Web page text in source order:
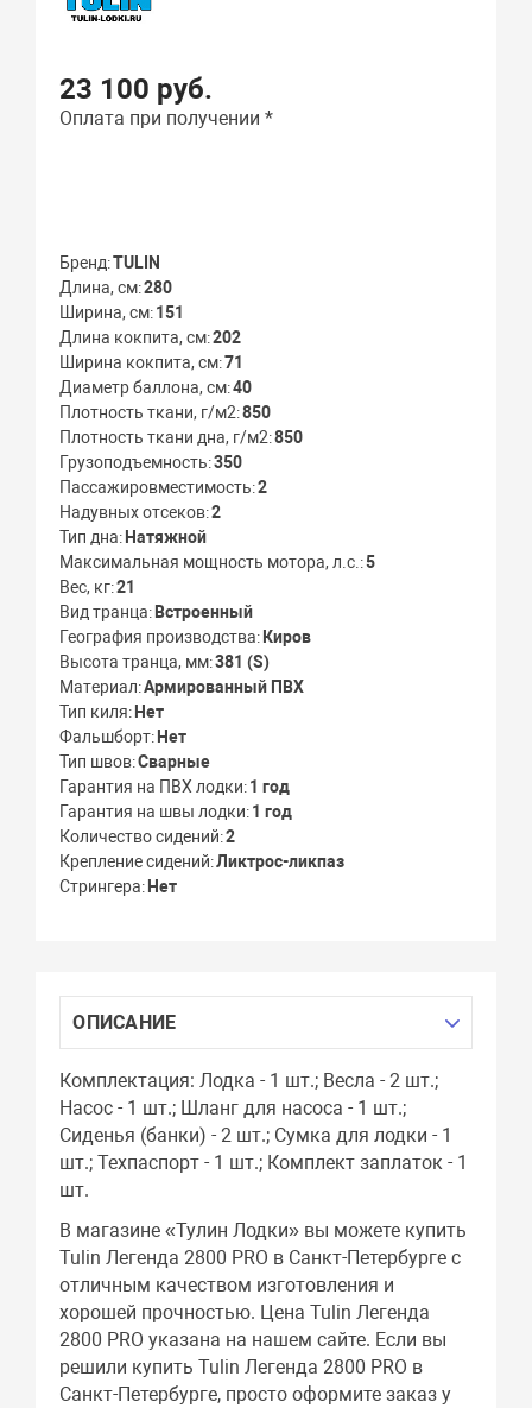
23 100 руб.
Оплата при получении *
Бренд TULIN
Длина, см 280
Ширина, см 151
Длина кокпита, см 202
Ширина кокпита, см 71
Диаметр баллона, см 40
Плотность ткани, г/м2 850
Плотность ткани дна, г/м2 850
Грузоподъемность 350
Пассажировместимость 2
Надувных отсеков 2
Тип дна Натяжной
Максимальная мощность мотора, л.с. 5
Вес, кг 21
Вид транца Встроенный
География производства Киров
Высота транца, мм 381 (S)
Материал Армированный ПВХ
Тип киля Нет
Фальшборт Нет
Тип швов Сварные
Гарантия на ПВХ лодки 1 год
Гарантия на швы лодки 1 год
Количество сидений 2
Крепление сидений Ликтрос-ликпаз
Стрингера Нет
ОПИСАНИЕ
Комплектация: Лодка - 1 шт.; Весла - 2 шт.;
Насос - 1 шт.; Шланг для насоса - 1 шт.;
Сиденья (банки) - 2 шт.; Сумка для лодки - 1
шт.; Техпаспорт - 1 шт.; Комплект заплаток - 1
шт.
В магазине «Тулин Лодки» вы можете купить
Tulin Легенда 2800 PRO в Санкт-Петербурге с
отличным качеством изготовления и
хорошей прочностью. Цена Tulin Легенда
2800 PRO указана на нашем сайте. Если вы
решили купить Tulin Легенда 2800 PRO в
Санкт-Петербурге, просто оформите заказ у